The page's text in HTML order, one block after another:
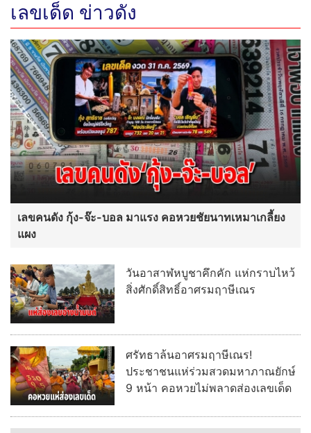
เลขเด็ด ข่าวดัง
เลขคนดัง กุ้ง-จ๊ะ-บอล มาแรง คอหวยชัยนาทเหมาเกลี้ยง
แผง
วันอาสาฬหบูชาคึกคัก แห่กราบไหว้
สิ่งศักดิ์สิทธิ์อาศรมฤาษีเณร
ศรัทธาล้นอาศรมฤาษีเณร!
ประชาชนแห่ร่วมสวดมหาภาณยักษ์
9 หน้า คอหวยไม่พลาดส่องเลขเด็ด